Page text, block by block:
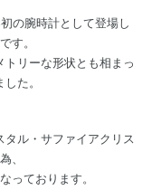
の腕時計として登場し
す。
リーな形状とも相まっ
た。
ル・サファイアクリス
、
っております。